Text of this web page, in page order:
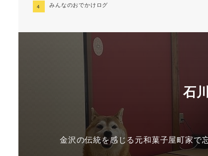
みんなのおでかけログ
石
金沢の伝統を感じる元和菓子屋町家で